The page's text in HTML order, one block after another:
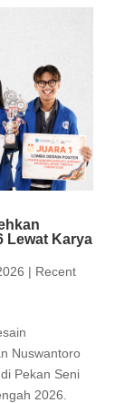
Lewat Karya
| Recent
Nuswantoro
Pekan Seni
2026.